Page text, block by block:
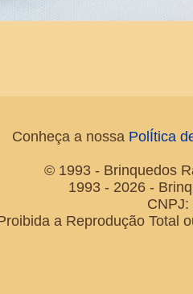
Conheça a nossa PolÍtica
© 1993 - Brinquedos
1993 - 2026 -
a Reprodução